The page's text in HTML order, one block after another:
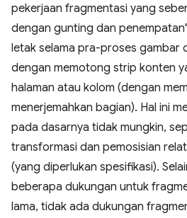
pekerjaan fragmentasi yang
dengan gunting dan
letak selama pra-proses gambar
dengan memotong strip konten
halaman atau kolom (dengan
menerjemahkan bagian). Hal ini
pada dasarnya tidak mungkin,
transformasi dan pemosisian
(yang diperlukan spesifikasi).
beberapa dukungan untuk
lama, tidak ada dukungan